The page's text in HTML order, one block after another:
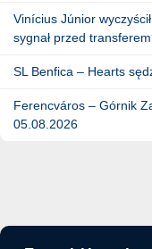
Vinícius Júnior
sygnał przed
SL Benfica – Hearts
Ferencváros – Górnik
05.08.2026